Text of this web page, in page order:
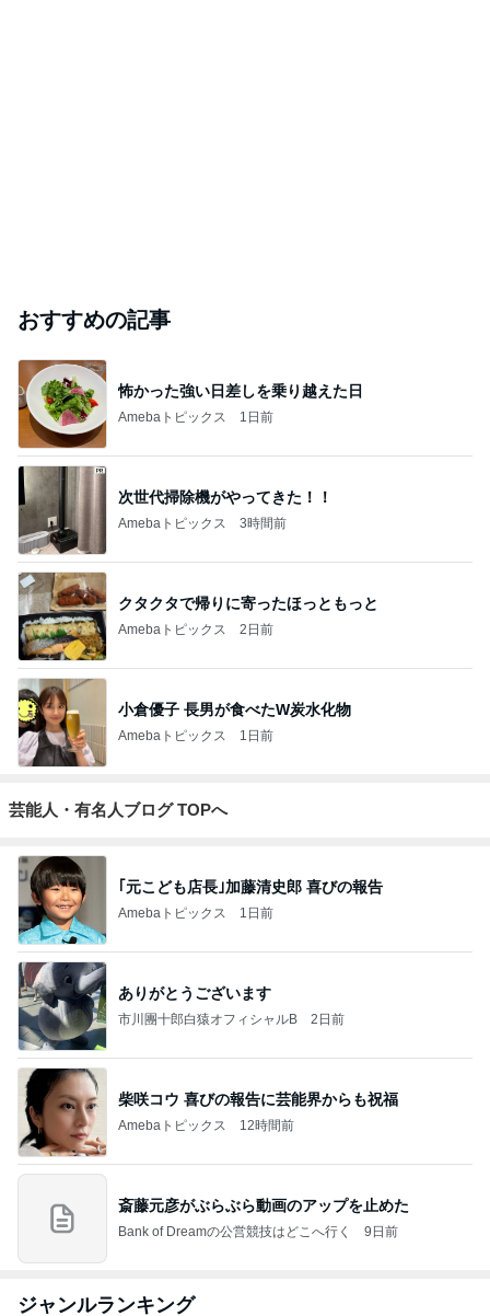
おすすめの記事
怖かった強い日差しを乗り越えた日
Amebaトピックス 1日前
次世代掃除機がやってきた！！
Amebaトピックス 3時間前
クタクタで帰りに寄ったほっともっと
Amebaトピックス 2日前
小倉優子 長男が食べたW炭水化物
Amebaトピックス 1日前
芸能人・有名人ブログ TOPへ
｢元こども店長｣加藤清史郎 喜びの報告
Amebaトピックス 1日前
ありがとうございます
市川團十郎白猿オフィシャルB 2日前
柴咲コウ 喜びの報告に芸能界からも祝福
Amebaトピックス 12時間前
斎藤元彦がぶらぶら動画のアップを止めた
Bank of Dreamの公営競技はどこへ行く 9日前
ジャンルランキング